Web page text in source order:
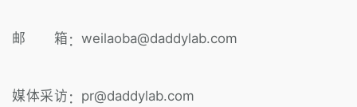
邮 箱 ： weilaoba@daddylab.com
媒体采访 ： pr@daddylab.com